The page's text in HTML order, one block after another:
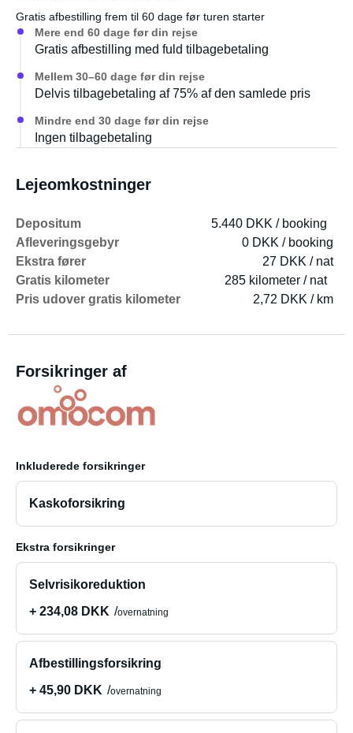
Gratis afbestilling frem til 60 dage før turen starter
Mere end 60 dage før din rejse
Gratis afbestilling med fuld tilbagebetaling
Mellem 30–60 dage før din rejse
Delvis tilbagebetaling af 75% af den samlede pris
Mindre end 30 dage før din rejse
Ingen tilbagebetaling
Lejeomkostninger
Depositum
5.440 DKK / booking
Afleveringsgebyr
0 DKK / booking
Ekstra fører
27 DKK / nat
Gratis kilometer
285 kilometer / nat
Pris udover gratis kilometer
2,72 DKK / km
Forsikringer af
Inkluderede forsikringer
Kaskoforsikring
Ekstra forsikringer
Selvrisikoreduktion
+ 234,08 DKK
overnatning
Afbestillingsforsikring
+ 45,90 DKK
overnatning